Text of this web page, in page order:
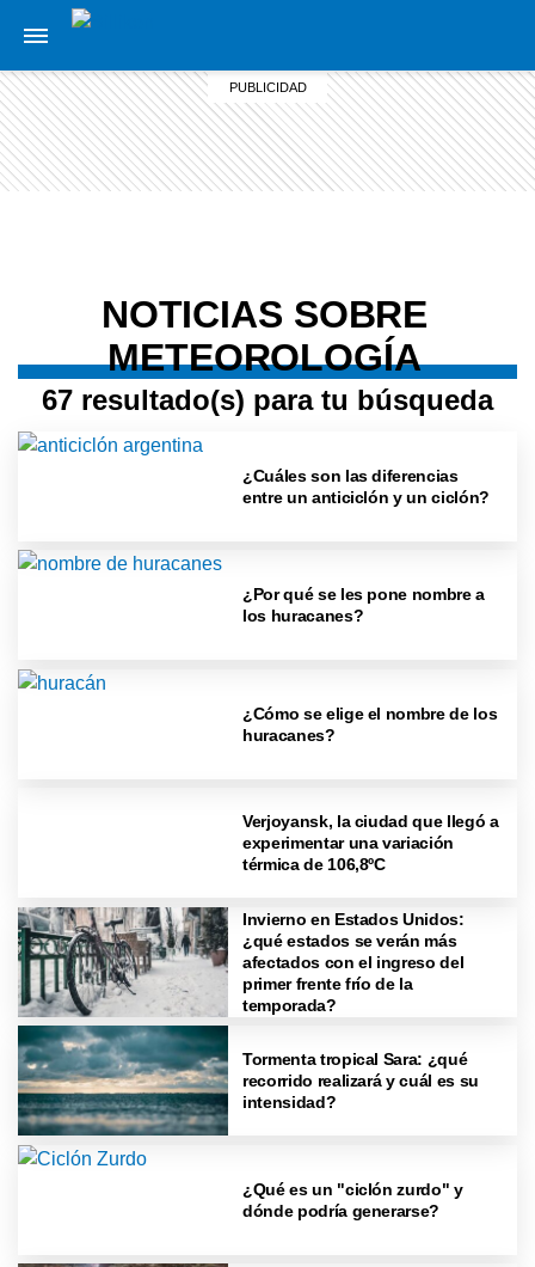
NOTICIAS SOBRE
METEOROLOGÍA
67 resultado(s) para tu búsqueda
¿Cuáles son las diferencias
entre un anticiclón y un ciclón?
¿Por qué se les pone nombre a
los huracanes?
¿Cómo se elige el nombre de los
huracanes?
Verjoyansk, la ciudad que llegó a
experimentar una variación
térmica de 106,8ºC
Invierno en Estados Unidos:
¿qué estados se verán más
afectados con el ingreso del
primer frente frío de la
temporada?
Tormenta tropical Sara: ¿qué
recorrido realizará y cuál es su
intensidad?
¿Qué es un "ciclón zurdo" y
dónde podría generarse?